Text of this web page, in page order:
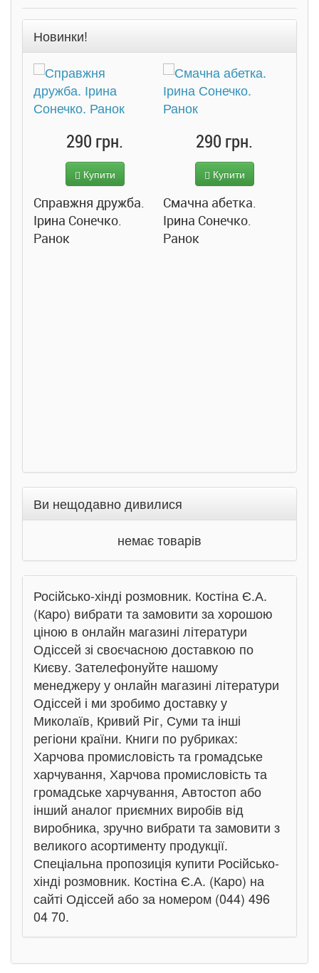
Новинки!
290 грн.
Купити
Справжня дружба.
Ірина Сонечко.
Ранок
290 грн.
Купити
Смачна абетка.
Ірина Сонечко.
Ранок
Ви нещодавно дивилися
немає товарів
Російсько-хінді розмовник. Костіна Є.А.
(Каро) вибрати та замовити за хорошою
ціною в онлайн магазині літератури
Одіссей зі своєчасною доставкою по
Києву. Зателефонуйте нашому
менеджеру у онлайн магазині літератури
Одіссей і ми зробимо доставку у
Миколаїв, Кривий Ріг, Суми та інші
регіони країни. Книги по рубриках:
Харчова промисловість та громадське
харчування, Харчова промисловість та
громадське харчування, Автостоп або
інший аналог приємних виробів від
виробника, зручно вибрати та замовити з
великого асортименту продукції.
Спеціальна пропозиція купити Російсько-
хінді розмовник. Костіна Є.А. (Каро) на
сайті Одіссей або за номером (044) 496
04 70.